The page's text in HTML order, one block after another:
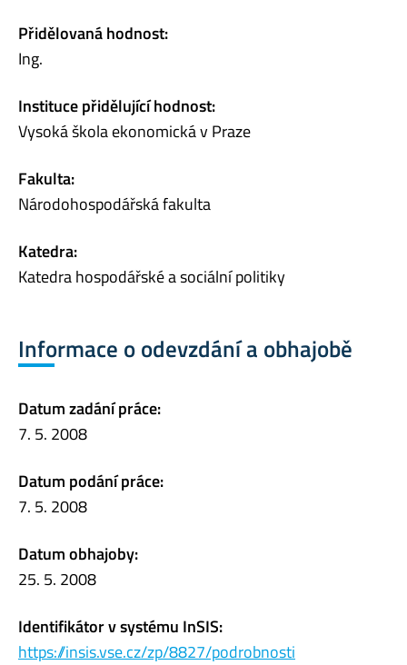
Přidělovaná hodnost:
Ing.
Instituce přidělující hodnost:
Vysoká škola ekonomická v Praze
Fakulta:
Národohospodářská fakulta
Katedra:
Katedra hospodářské a sociální politiky
Informace o odevzdání a obhajobě
Datum zadání práce:
7. 5. 2008
Datum podání práce:
7. 5. 2008
Datum obhajoby:
25. 5. 2008
Identifikátor v systému InSIS:
https://insis.vse.cz/zp/8827/podrobnosti